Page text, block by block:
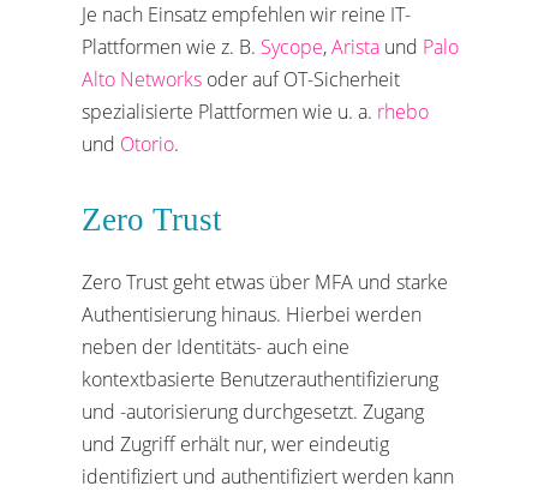
Je nach Einsatz empfehlen wir reine IT-
Plattformen wie z. B. Sycope,Arista und Palo
Alto Networks oder auf OT-Sicherheit
spezialisierte Plattformen wie u. a. rhebo
und Otorio.
Zero Trust
Zero Trust geht etwas über MFA und starke
Authentisierung hinaus. Hierbei werden
neben der Identitäts- auch eine
kontextbasierte Benutzerauthentifizierung
und -autorisierung durchgesetzt. Zugang
und Zugriff erhält nur, wer eindeutig
identifiziert und authentifiziert werden kann